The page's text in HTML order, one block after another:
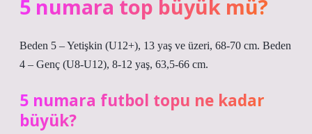
5 numara top büyük mü?
Beden 5 – Yetişkin (U12+), 13 yaş ve üzeri, 68-70 cm. Beden
4 – Genç (U8-U12), 8-12 yaş, 63,5-66 cm.
5 numara futbol topu ne kadar
büyük?